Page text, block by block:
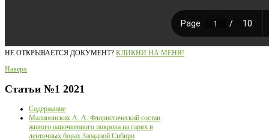
НЕ ОТКРЫВАЕТСЯ ДОКУМЕНТ? КЛИКНИ НА МЕНЯ!
Наверх
Статьи №1 2021
Содержание
Малиновских А. А. Флористический состав
живого напочвенного покрова на гарях в
ленточных борах Западной Сибири